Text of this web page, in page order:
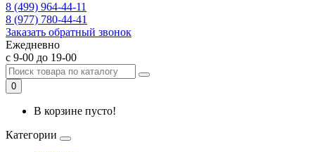
8 (499) 964-44-11
8 (977) 780-44-41
Заказать обратный звонок
Ежедневно
с 9-00 до 19-00
0
В корзине пусто!
Категории